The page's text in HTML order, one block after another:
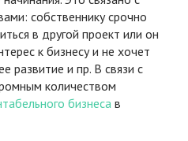
собственнику срочно
в другой проект или он
к бизнесу и не хочет
развитие и пр. В связи с
количеством
бизнеса в